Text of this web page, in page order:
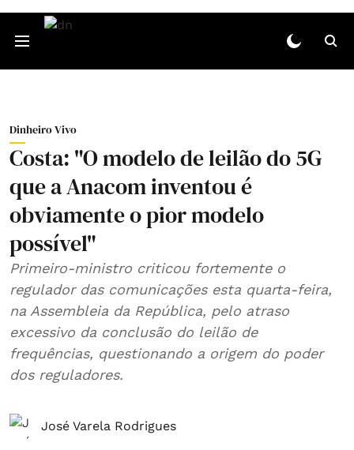
Dinheiro Vivo
Costa: "O modelo de leilão do 5G
que a Anacom inventou é
obviamente o pior modelo
possível"
Primeiro-ministro criticou fortemente o
regulador das comunicações esta quarta-feira,
na Assembleia da República, pelo atraso
excessivo da conclusão do leilão de
frequências, questionando a origem do poder
dos reguladores.
José Varela Rodrigues